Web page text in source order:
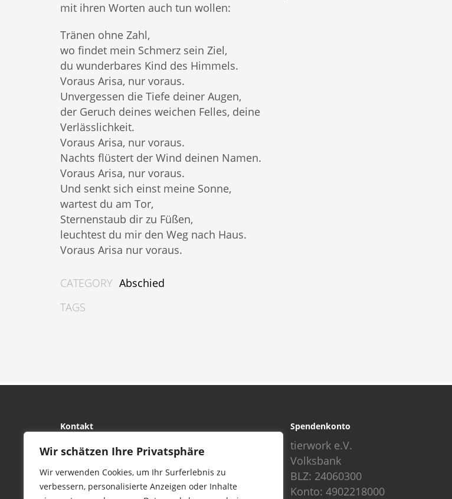
Wir schätzen Ihre Privatsphäre
Wir verwenden Cookies, um Ihr Surferlebnis zu
verbessern, personalisierte Anzeigen oder Inhalte
mit ihren Worten auch tun wollen:
Tränen ohne Zahl,
wo findet mein Schmerz sein Ziel,
du wunderbares Kind des Himmels.
Voraus Arisa, nur voraus.
Unvergessen die Tiefe deiner Augen,
der Geruch deines weichen Felles, deine
Verlässlichkeit.
Voraus Arisa, nur voraus.
Nachts flüstert der Wind deinen Namen.
Voraus Arisa, nur voraus.
Und senkt sich einst meine Sonne,
wartest du am Tor,
Sternenstaub dir zu Füßen,
leuchtest du mir den Weg nach Haus.
Voraus Arisa nur voraus.
CATEGORY Abschied
TAGS
Kontakt
tierwork e.V.
Im alten Dorf 4
Tel 0172-4437307
Spendenkonto
tierwork e.V.
Volksbank
BLZ: 24060300
Konto: 4902218000